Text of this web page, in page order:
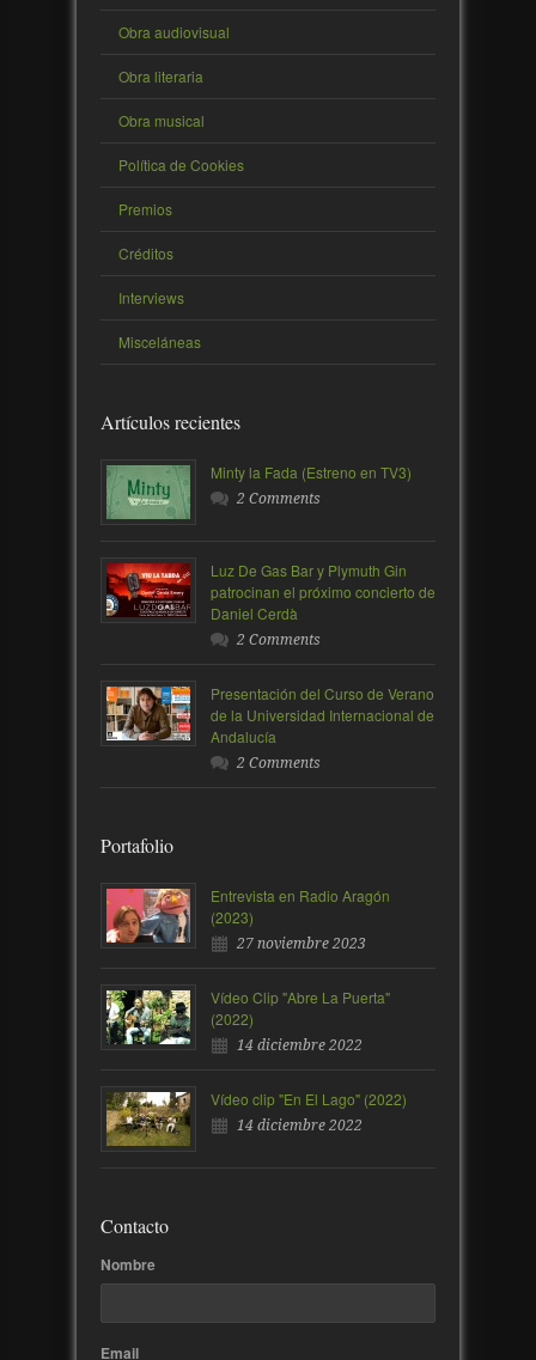
Obra audiovisual
Obra literaria
Obra musical
Política de Cookies
Premios
Créditos
Interviews
Misceláneas
Artículos recientes
Minty la Fada (Estreno en TV3)
2 Comments
Luz De Gas Bar y Plymuth Gin
patrocinan el próximo concierto de
Daniel Cerdà
2 Comments
Presentación del Curso de Verano
de la Universidad Internacional de
Andalucía
2 Comments
Portafolio
Entrevista en Radio Aragón
(2023)
27 noviembre 2023
Vídeo Clip "Abre La Puerta"
(2022)
14 diciembre 2022
Vídeo clip "En El Lago" (2022)
14 diciembre 2022
Contacto
Nombre
Email